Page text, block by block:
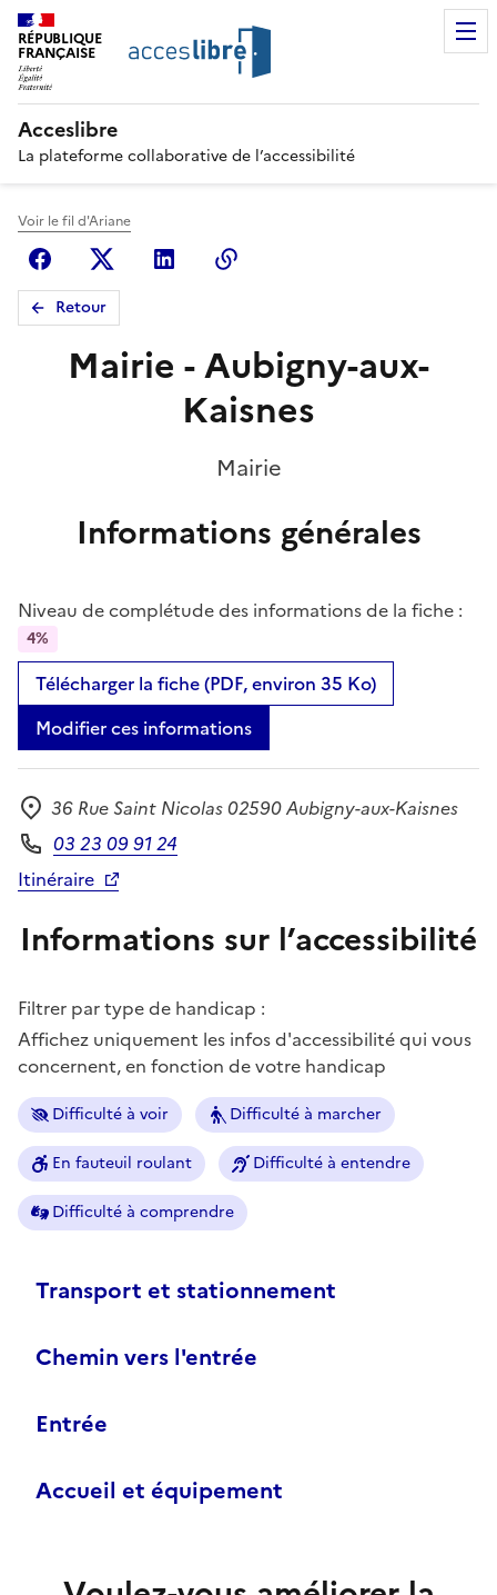
RÉPUBLIQUE
FRANÇAISE
Acceslibre
La plateforme collaborative de l’accessibilité
Voir le fil d'Ariane
FacebookX (anciennement Twitter)
Linkedin
Retour
Mairie - Aubigny-aux-
Kaisnes
Mairie
Informations générales
Niveau de complétude des informations de la fiche :
4%
Télécharger la fiche (PDF, environ 35 Ko)
Modifier ces informations
Adresse
36 Rue Saint Nicolas 02590 Aubigny-aux-Kaisnes
Téléphone
03 23 09 91 24
Itinéraire
Informations sur l’accessibilité
Filtrer par type de handicap :
Affichez uniquement les infos d'accessibilité qui vous
concernent, en fonction de votre handicap
Difficulté à voir Difficulté à marcher
En fauteuil roulant Difficulté à entendre
Difficulté à comprendre
Transport et stationnement
Chemin vers l'entrée
Entrée
Accueil et équipement